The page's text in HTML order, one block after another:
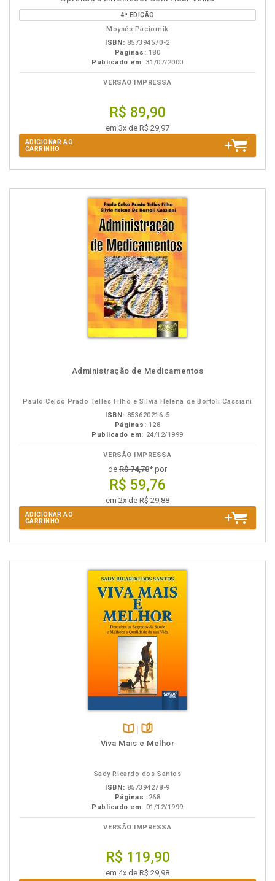
na
B.V.
4ª EDIÇÃO
Moysés Paciornik
ISBN: 857394570-2
Páginas: 180
Publicado em: 31/07/2000
VERSÃO IMPRESSA
R$ 89,90
em 3x de R$ 29,97
ADICIONAR AO
CARRINHO
Administração de Medicamentos
Paulo Celso Prado Telles Filho e Silvia Helena de Bortoli Cassiani
ISBN: 853620216-5
Páginas: 128
Publicado em: 24/12/1999
VERSÃO IMPRESSA
de R$ 74,70* por
R$ 59,76
em 2x de R$ 29,88
ADICIONAR AO
CARRINHO
Disponível
páginas
Viva Mais e Melhor
Sady Ricardo dos Santos
ISBN: 857394278-9
Páginas: 268
Publicado em: 01/12/1999
VERSÃO IMPRESSA
R$ 119,90
em 4x de R$ 29,98